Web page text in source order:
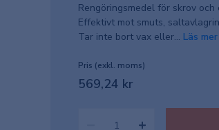
Rengöringsmedel för skrov och
Effektivt mot smuts,
Tar inte bort vax eller... Läs mer
Pris (exkl. moms)
569,24 kr